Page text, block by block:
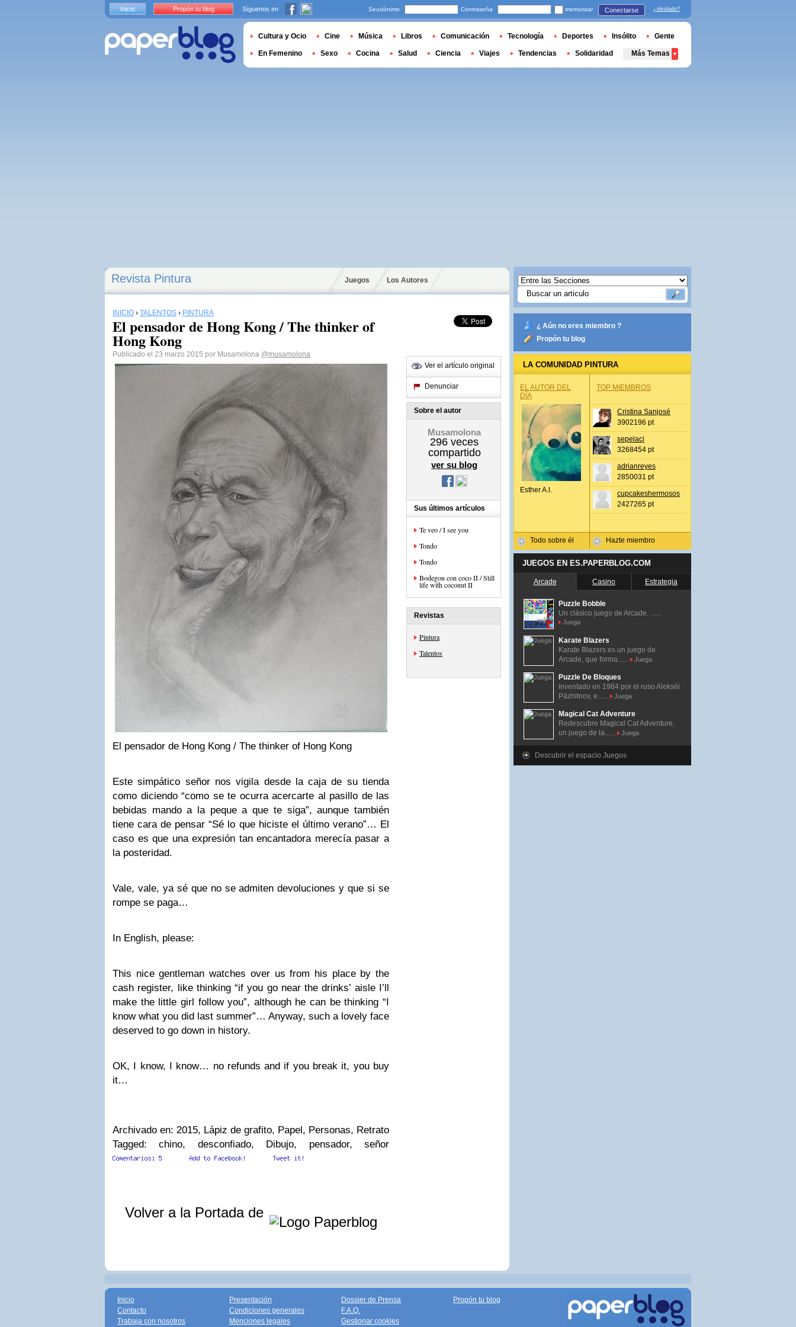
Revista Pintura Juegos Los Autores
INICIO › TALENTOS › PINTURA
El pensador de Hong Kong / The thinker of
Hong Kong
Publicado el 23 marzo 2015 por Musamolona @musamolona
El pensador de Hong Kong / The thinker of Hong Kong
Este simpático señor nos vigila desde la caja de su tienda
como diciendo “como se te ocurra acercarte al pasillo de las
bebidas mando a la peque a que te siga”, aunque también
tiene cara de pensar “Sé lo que hiciste el último verano”… El
caso es que una expresión tan encantadora merecía pasar a
la posteridad.
Vale, vale, ya sé que no se admiten devoluciones y que si se
rompe se paga…
In English, please:
This nice gentleman watches over us from his place by the
cash register, like thinking “if you go near the drinks’ aisle I’ll
make the little girl follow you”, although he can be thinking “I
know what you did last summer”… Anyway, such a lovely face
deserved to go down in history.
OK, I know, I know… no refunds and if you break it, you buy
it…
Archivado en: 2015, Lápiz de grafito, Papel, Personas, Retrato
Tagged: chino, desconfiado, Dibujo, pensador, señor
Volver a la Portada de
Ver el artículo original
Denunciar
Sobre el autor
Musamolona
296 veces
compartido
ver su blog
Sus últimos artículos
Te veo / I see you
Tondo
Tondo
Bodegon con coco II / Still
life with coconut II
Revistas
Pintura
Talentos
¿ Aún no eres miembro ?
Propón tu blog
LA COMUNIDAD PINTURA
EL AUTOR DEL
DÍA
Esther A.l.
Todo sobre él
TOP MIEMBROS
Cristina Sanjosé
3902196 pt
sepelaci
3268454 pt
adrianreyes
2850031 pt
cupcakeshermosos
2427265 pt
Hazte miembro
JUEGOS EN ES.PAPERBLOG.COM
Arcade Casino Estrategia
Puzzle Bobble
Un clásico juego de Arcade. ......
Juega
Karate Blazers
Karate Blazers es un juego de
Arcade, que forma......
Juega
Puzzle De Bloques
Inventado en 1984 por el ruso Alekséi
Pázhitnov, e......
Juega
Magical Cat Adventure
Redescubre Magical Cat Adventure,
un juego de la......
Juega
Descubrir el espacio Juegos
Inicio Propón tu blog Síguenos en Seudónimo Contraseña memorizar Conectarse ¿olvidado?
Cultura y Ocio Cine Música Libros Comunicación Tecnología Deportes Insólito Gente
En Femenino Sexo Cocina Salud Ciencia Viajes Tendencias Solidaridad Más Temas
Inicio
Contacto
Trabaja con nosotros
Presentación
Condiciones generales
Menciones legales
Dossier de Prensa
F.A.Q.
Gestionar cookies
Propón tu blog